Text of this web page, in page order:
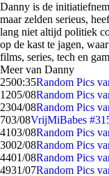
Danny is de
maar zelden serieus,
lang niet altijd politiek
op de kast te jagen,
films, series, tech en
Meer van Danny
2500:35Random Pics
1205/08Random Pics
2304/08Random Pics
703/08VrijMiBabes
4103/08Random Pics
3002/08Random Pics
4401/08Random Pics
4931/07Random Pics